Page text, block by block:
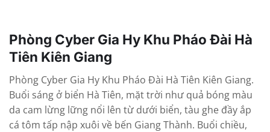
Phòng Cyber Gia Hy Khu Pháo Đài Hà
Tiên Kiên Giang
Phòng Cyber Gia Hy Khu Pháo Đài Hà Tiên Kiên Giang.
Buổi sáng ở biển Hà Tiên, mặt trời như quả bóng màu
da cam lừng lững nổi lên từ dưới biển, tàu ghe đầy ắp
cá tôm tấp nập xuôi về bến Giang Thành. Buổi chiều,